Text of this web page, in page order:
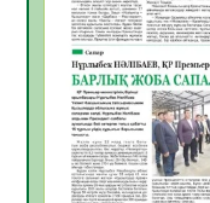
Open Air:
департаменті
көрерменнің
06.08.2026
ЖАРҚЫН
МӘЖІЛІС ӨТТІ